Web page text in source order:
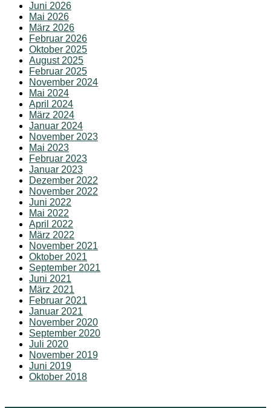
Juni 2026
Mai 2026
März 2026
Februar 2026
Oktober 2025
August 2025
Februar 2025
November 2024
Mai 2024
April 2024
März 2024
Januar 2024
November 2023
Mai 2023
Februar 2023
Januar 2023
Dezember 2022
November 2022
Juni 2022
Mai 2022
April 2022
März 2022
November 2021
Oktober 2021
September 2021
Juni 2021
März 2021
Februar 2021
Januar 2021
November 2020
September 2020
Juli 2020
November 2019
Juni 2019
Oktober 2018